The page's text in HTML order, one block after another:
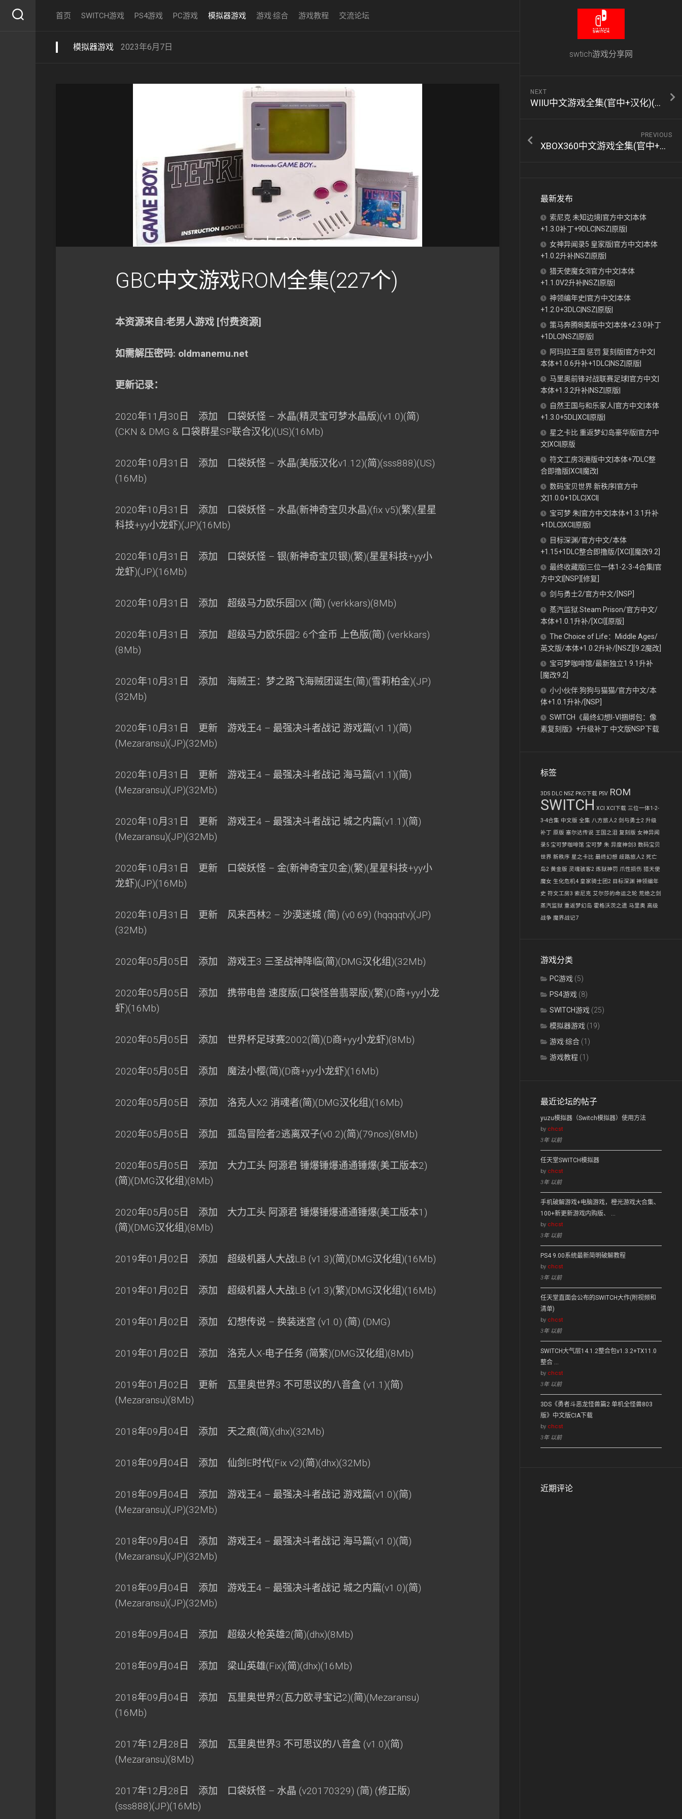
swtich游戏分享网
NEXT
WIIU中文游戏全集(官中+汉化)(72个)
PREVIOUS
XBOX360中文游戏全集(官中+汉化)(258个)
最新发布
索尼克 未知边境|官方中文|本体
+1.3.0补丁+9DLC|NSZ|原版|
女神异闻录5 皇家版|官方中文|本体
+1.0.2升补|NSZ|原版|
猎天使魔女3|官方中文|本体
+1.1.0V2升补|NSZ|原版|
神领编年史|官方中文|本体
+1.2.0+3DLC|NSZ|原版|
策马奔腾8|美版中文|本体+2.3.0补丁
+1DLC|NSZ|原版|
阿玛拉王国 惩罚 复刻版|官方中文|
本体+1.0.6升补+1DLC|NSZ|原版|
马里奥前锋对战联赛足球|官方中文|
本体+1.3.2升补|NSZ|原版|
自然王国与和乐家人|官方中文|本体
+1.3.0+5DL|XCI|原版|
星之卡比 重返梦幻岛豪华版|官方中
文|XCI|原版
符文工房3|港版中文|本体+7DLC整
合即撸版|XCI|魔改|
数码宝贝世界 新秩序|官方中
文|1.0.0+1DLC|XCI|
宝可梦 朱|官方中文|本体+1.3.1升补
+1DLC|XCI|原版|
目标深渊/官方中文/本体
+1.15+1DLC整合即撸版/[XCI][魔改9.2]
最终收藏版|三位一体1-2-3-4合集|官
方中文|[NSP][修复]
剑与勇士2/官方中文/[NSP]
蒸汽监狱.Steam Prison/官方中文/
本体+1.0.1升补/[XCI][原版]
The Choice of Life：Middle Ages/
英文版/本体+1.0.2升补/[NSZ][9.2魔改]
宝可梦咖啡馆/最新独立1.9.1升补
[魔改9.2]
小小伙伴:狗狗与猫猫/官方中文/本
体+1.0.1升补/[NSP]
SWITCH《最终幻想I-VI捆绑包：像
素复刻版》+升级补丁 中文版NSP下载
标签
3DS DLC NSZ PKG下载 PSV ROM
SWITCH XCI XCI下载 三位一体1-2-
3-4合集 中文版 全集 八方旅人2 剑与勇士2 升级
补丁 原版 塞尔达传说 王国之泪 复刻版 女神异闻
录5 宝可梦咖啡馆 宝可梦 朱 异度神剑3 数码宝贝
世界 新秩序 星之卡比 最终幻想 歧路旅人2 死亡
岛2 黄金版 灵魂骇客2 炼狱神罚 爪性损伤 猎天使
魔女 生化危机4 皇家骑士团2 目标深渊 神领编年
史 符文工房3 索尼克 艾尔莎的命运之轮 荒绝之剑
蒸汽监狱 重返梦幻岛 霍格沃茨之遗 马里奥 高级
战争 魔界战记7
游戏分类
PC游戏 (5)
PS4游戏 (8)
SWITCH游戏 (25)
模拟器游戏 (19)
游戏·综合 (1)
游戏教程 (1)
最近论坛的帖子
yuzu模拟器（Switch模拟器）使用方法
by chcst
3年 以前
任天堂SWITCH模拟器
by chcst
3年 以前
手机破解游戏+电脑游戏，橙光游戏大合集、
100+新更新游戏内购版、 …
by chcst
3年 以前
PS4 9.00系统最新简明破解教程
by chcst
3年 以前
任天堂直面会公布的SWITCH大作(附视频和
清单)
by chcst
3年 以前
SWITCH大气层14.1.2整合包v1.3.2+TX11.0
整合 …
by chcst
3年 以前
3DS《勇者斗恶龙怪兽篇2 单机全怪兽803
版》中文版CIA下载
by chcst
3年 以前
近期评论
首页 SWITCH游戏 PS4游戏 PC游戏 模拟器游戏 游戏·综合 游戏教程 交流论坛
模拟器游戏 2023年6月7日
GBC中文游戏ROM全集(227个)
本资源来自:老男人游戏 [付费资源]
如需解压密码: oldmanemu.net
更新记录：
2020年11月30日 添加 口袋妖怪 – 水晶(精灵宝可梦水晶版)(v1.0)(简)
(CKN & DMG & 口袋群星SP联合汉化)(US)(16Mb)
2020年10月31日 添加 口袋妖怪 – 水晶(美版汉化v1.12)(简)(sss888)(US)
(16Mb)
2020年10月31日 添加 口袋妖怪 – 水晶(新神奇宝贝水晶)(fix v5)(繁)(星星
科技+yy小龙虾)(JP)(16Mb)
2020年10月31日 添加 口袋妖怪 – 银(新神奇宝贝银)(繁)(星星科技+yy小
龙虾)(JP)(16Mb)
2020年10月31日 添加 超级马力欧乐园DX (简) (verkkars)(8Mb)
2020年10月31日 添加 超级马力欧乐园2 6个金币 上色版(简) (verkkars)
(8Mb)
2020年10月31日 添加 海贼王：梦之路飞海贼团诞生(简)(雪莉柏金)(JP)
(32Mb)
2020年10月31日 更新 游戏王4 – 最强决斗者战记 游戏篇(v1.1)(简)
(Mezaransu)(JP)(32Mb)
2020年10月31日 更新 游戏王4 – 最强决斗者战记 海马篇(v1.1)(简)
(Mezaransu)(JP)(32Mb)
2020年10月31日 更新 游戏王4 – 最强决斗者战记 城之内篇(v1.1)(简)
(Mezaransu)(JP)(32Mb)
2020年10月31日 更新 口袋妖怪 – 金(新神奇宝贝金)(繁)(星星科技+yy小
龙虾)(JP)(16Mb)
2020年10月31日 更新 风来西林2 – 沙漠迷城 (简) (v0.69) (hqqqqtv)(JP)
(32Mb)
2020年05月05日 添加 游戏王3 三圣战神降临(简)(DMG汉化组)(32Mb)
2020年05月05日 添加 携带电兽 速度版(口袋怪兽翡翠版)(繁)(D商+yy小龙
虾)(16Mb)
2020年05月05日 添加 世界杯足球赛2002(简)(D商+yy小龙虾)(8Mb)
2020年05月05日 添加 魔法小樱(简)(D商+yy小龙虾)(16Mb)
2020年05月05日 添加 洛克人X2 消魂者(简)(DMG汉化组)(16Mb)
2020年05月05日 添加 孤岛冒险者2逃离双子(v0.2)(简)(79nos)(8Mb)
2020年05月05日 添加 大力工头 阿源君 锤爆锤爆通通锤爆(美工版本2)
(简)(DMG汉化组)(8Mb)
2020年05月05日 添加 大力工头 阿源君 锤爆锤爆通通锤爆(美工版本1)
(简)(DMG汉化组)(8Mb)
2019年01月02日 添加 超级机器人大战LB (v1.3)(简)(DMG汉化组)(16Mb)
2019年01月02日 添加 超级机器人大战LB (v1.3)(繁)(DMG汉化组)(16Mb)
2019年01月02日 添加 幻想传说 – 换装迷宫 (v1.0) (简) (DMG)
2019年01月02日 添加 洛克人X-电子任务 (简繁)(DMG汉化组)(8Mb)
2019年01月02日 更新 瓦里奥世界3 不可思议的八音盒 (v1.1)(简)
(Mezaransu)(8Mb)
2018年09月04日 添加 天之痕(简)(dhx)(32Mb)
2018年09月04日 添加 仙剑E时代(Fix v2)(简)(dhx)(32Mb)
2018年09月04日 添加 游戏王4 – 最强决斗者战记 游戏篇(v1.0)(简)
(Mezaransu)(JP)(32Mb)
2018年09月04日 添加 游戏王4 – 最强决斗者战记 海马篇(v1.0)(简)
(Mezaransu)(JP)(32Mb)
2018年09月04日 添加 游戏王4 – 最强决斗者战记 城之内篇(v1.0)(简)
(Mezaransu)(JP)(32Mb)
2018年09月04日 添加 超级火枪英雄2(简)(dhx)(8Mb)
2018年09月04日 添加 梁山英雄(Fix)(简)(dhx)(16Mb)
2018年09月04日 添加 瓦里奥世界2(瓦力欧寻宝记2)(简)(Mezaransu)
(16Mb)
2017年12月28日 添加 瓦里奥世界3 不可思议的八音盒 (v1.0)(简)
(Mezaransu)(8Mb)
2017年12月28日 添加 口袋妖怪 – 水晶 (v20170329) (简) (修正版)
(sss888)(JP)(16Mb)